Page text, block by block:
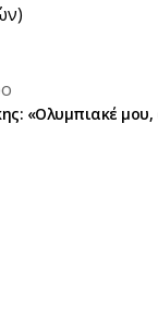
«Ολυμπιακέ μου,